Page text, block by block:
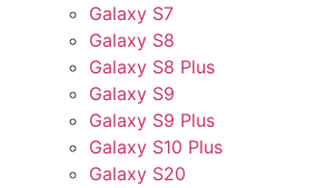
Galaxy S7
Galaxy S8
Galaxy S8 Plus
Galaxy S9
Galaxy S9 Plus
Galaxy S10 Plus
Galaxy S20